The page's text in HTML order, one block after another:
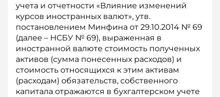
учета и отчетности «Влияние изменений
курсов иностранных валют», утв.
постановлением Минфина от 29.10.2014 № 69
(далее – НСБУ № 69), выраженная в
иностранной валюте стоимость полученных
активов (сумма понесенных расходов) и
стоимость относящихся к этим активам
(расходам) обязательств, собственного
капитала отражаются в бухгалтерском учете